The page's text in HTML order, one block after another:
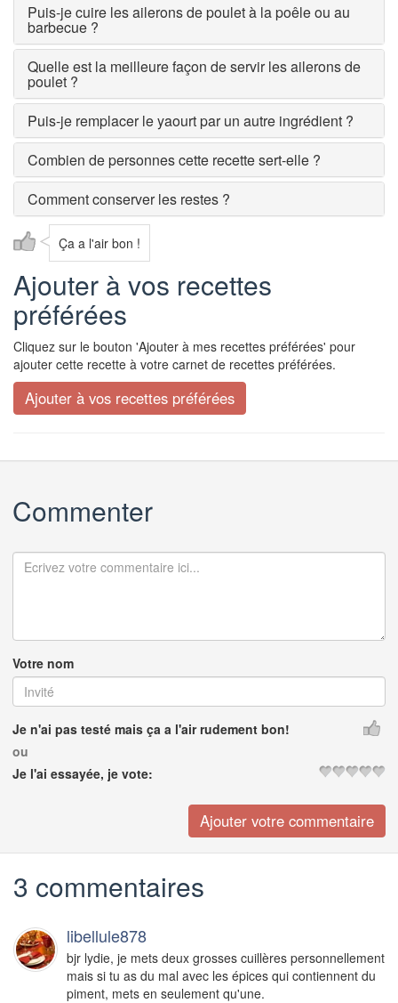
Puis-je cuire les ailerons de poulet à la poêle ou au
barbecue ?
Quelle est la meilleure façon de servir les ailerons de
poulet ?
Puis-je remplacer le yaourt par un autre ingrédient ?
Combien de personnes cette recette sert-elle ?
Comment conserver les restes ?
Ça a l'air bon !
Ajouter à vos recettes
préférées
Cliquez sur le bouton 'Ajouter à mes recettes préférées' pour
ajouter cette recette à votre carnet de recettes préférées.
Commenter
Votre nom
Je n'ai pas testé mais ça a l'air rudement bon!
ou
Je l'ai essayée, je vote:
3 commentaires
libellule878
bjr lydie, je mets deux grosses cuillères personnellement
mais si tu as du mal avec les épices qui contiennent du
piment, mets en seulement qu'une.